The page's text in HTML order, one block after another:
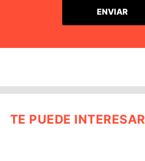
TE PUEDE INTERESAR